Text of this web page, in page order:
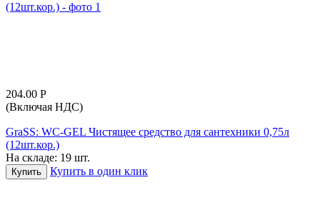
204.00 Р
(Включая НДС)
GraSS: WC-GEL Чистящее средство для сантехники 0,75л
(12шт.кор.)
На складе: 19 шт.
Купить Купить в один клик